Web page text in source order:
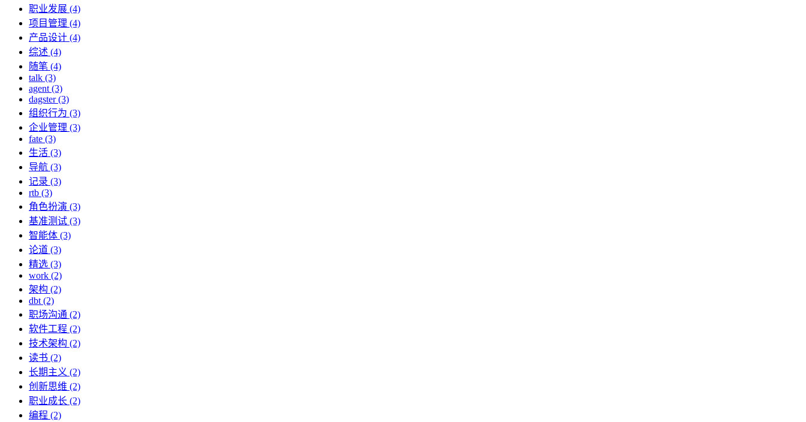
职业发展 (4)
项目管理 (4)
产品设计 (4)
综述 (4)
随笔 (4)
talk (3)
agent (3)
dagster (3)
组织行为 (3)
企业管理 (3)
fate (3)
生活 (3)
导航 (3)
记录 (3)
rtb (3)
角色扮演 (3)
基准测试 (3)
智能体 (3)
论道 (3)
精选 (3)
work (2)
架构 (2)
dbt (2)
职场沟通 (2)
软件工程 (2)
技术架构 (2)
读书 (2)
长期主义 (2)
创新思维 (2)
职业成长 (2)
编程 (2)